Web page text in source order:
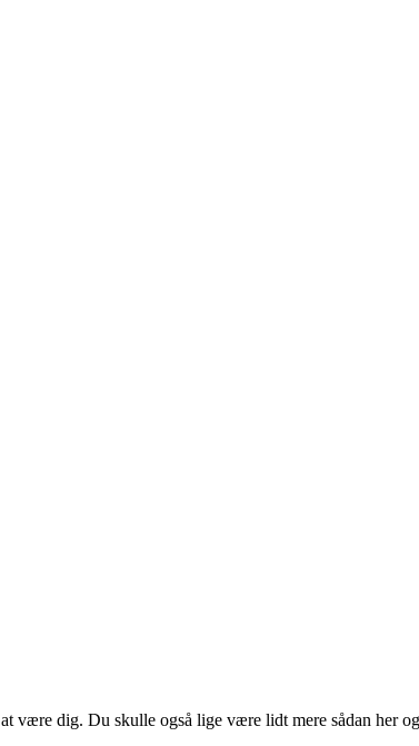
at være dig. Du skulle også lige være lidt mere sådan her